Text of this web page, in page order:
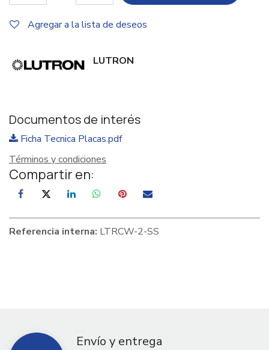
Agregar a la lista de deseos
LUTRON
Documentos de interés
Ficha Tecnica Placas.pdf
Términos y condiciones
Compartir en:
Referencia interna: LTRCW-2-SS
Envío y entrega